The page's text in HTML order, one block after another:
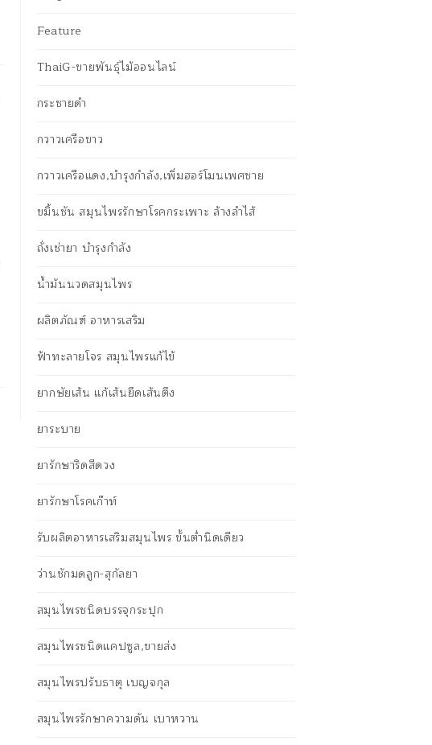
Feature
ThaiG-ขายพันธุ์ไม้ออนไลน์
กระชายดำ
กวาวเครือขาว
กวาวเครือแดง,บำรุงกำลัง,เพิ่มฮอร์โมนเพศชาย
ขมิ้นชัน สมุนไพรรักษาโรคกระเพาะ ล้างลำไส้
ถั่งเช่ายา บำรุงกำลัง
น้ำมันนวดสมุนไพร
ผลิตภัณฑ์ อาหารเสริม
ฟ้าทะลายโจร สมุนไพรแก้ไข้
ยากษัยเส้น แก้เส้นยึดเส้นตึง
ยาระบาย
ยารักษาริดสีดวง
ยารักษาโรคเก๊าท์
รับผลิตอาหารเสริมสมุนไพร ขั้นต่ำนิดเดียว
ว่านชักมดลูก-สุกัลยา
สมุนไพรชนิดบรรจุกระปุก
สมุนไพรชนิดแคปซูล,ขายส่ง
สมุนไพรปรับธาตุ เบญจกุล
สมุนไพรรักษาความดัน เบาหวาน